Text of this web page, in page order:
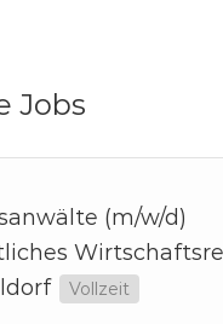
Jobs
(m/w/d)
Vollzeit